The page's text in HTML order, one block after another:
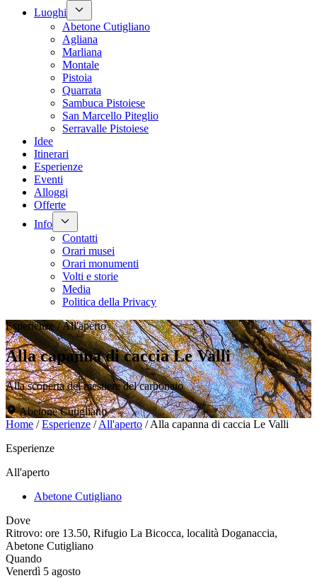
Luoghi
Abetone Cutigliano
Agliana
Marliana
Montale
Pistoia
Quarrata
Sambuca Pistoiese
San Marcello Piteglio
Serravalle Pistoiese
Idee
Itinerari
Esperienze
Eventi
Alloggi
Offerte
Info
Contatti
Orari musei
Orari monumenti
Volti e storie
Media
Politica della Privacy
Esperienze /All'aperto
Alla capanna di caccia Le Valli
Alla scoperta del mestiere del carbonaio
Abetone Cutigliano
Home /Esperienze /All'aperto /Alla capanna di caccia Le Valli
Esperienze
All'aperto
Abetone Cutigliano
Dove
Ritrovo: ore 13.50, Rifugio La Bicocca, località Doganaccia,
Abetone Cutigliano
Quando
Venerdì 5 agosto